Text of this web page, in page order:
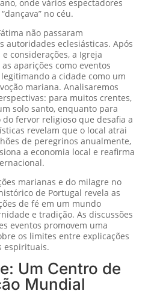
onde vários espectadores
no céu.
não passaram
autoridades eclesiásticas. Após
considerações, a Igreja
aparições como eventos
a cidade como um
mariana. Analisaremos
para muitos crentes,
solo santo, enquanto para
fervor religioso que desafia a
revelam que o local atrai
de peregrinos anualmente,
a economia local e reafirma
marianas e do milagre no
de Portugal revela as
de fé em um mundo
e tradição. As discussões
eventos promovem uma
os limites entre explicações
espirituais.
Um Centro de
Mundial